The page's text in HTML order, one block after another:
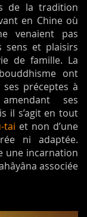
de la tradition
en Chine où
venaient pas
sens et plaisirs
de famille. La
ont
préceptes à
ses
il s’agit en tout
tai et non d’une
ni adaptée.
une incarnation
associée